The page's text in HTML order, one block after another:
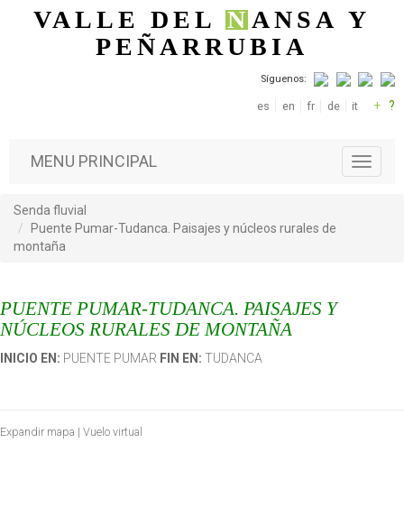
Pasar al contenido principal
VALLE DELNANSA Y
PEÑARRUBIA
Síguenos:
es en fr de it + ?
T
o
MENU PRINCIPAL
Senda fluvial
Puente Pumar-Tudanca. Paisajes y núcleos rurales de
montaña
PUENTE PUMAR-TUDANCA. PAISAJES Y
NÚCLEOS RURALES DE MONTAÑA
INICIO EN: PUENTE PUMAR FIN EN: TUDANCA
Expandir mapa | Vuelo virtual